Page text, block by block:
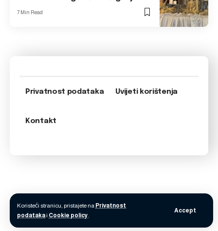
Koristeći stranicu, pristajete na Privatnost
podatakai Cookie policy.
Accept
7 Min Read
Privatnost podataka Uvijeti korištenja
Kontakt